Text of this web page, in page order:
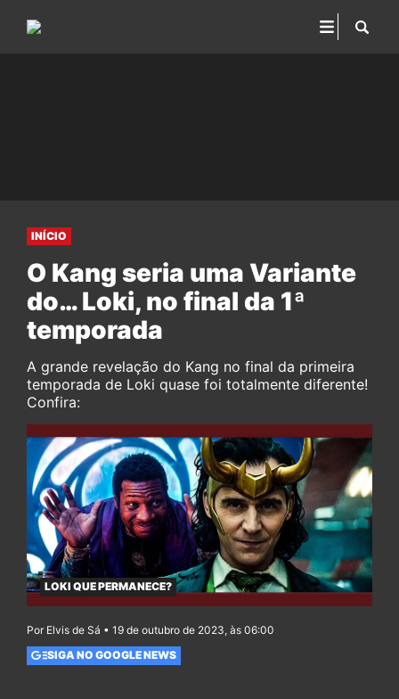
INÍCIO
O Kang seria uma Variante
do… Loki, no final da 1ª
temporada
A grande revelação do Kang no final da primeira
temporada de Loki quase foi totalmente diferente!
Confira:
LOKI QUE PERMANECE?
Por Elvis de Sá • 19 de outubro de 2023, às 06:00
SIGA NO GOOGLE NEWS